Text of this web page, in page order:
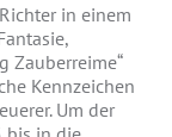
in einem
Zauberreime“
Kennzeichen
Um der